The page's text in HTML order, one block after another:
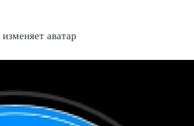
изменяет аватар